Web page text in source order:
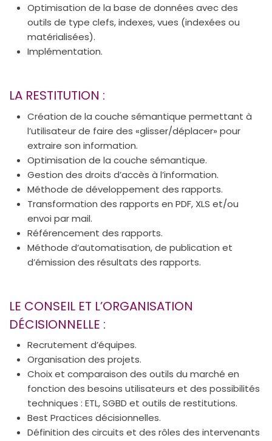
Optimisation de la base de données avec des
outils de type clefs, indexes, vues (indexées ou
matérialisées).
Implémentation.
LA RESTITUTION :
Création de la couche sémantique permettant à
l’utilisateur de faire des «glisser/déplacer» pour
extraire son information.
Optimisation de la couche sémantique.
Gestion des droits d’accès à l’information.
Méthode de développement des rapports.
Transformation des rapports en PDF, XLS et/ou
envoi par mail.
Référencement des rapports.
Méthode d’automatisation, de publication et
d’émission des résultats des rapports.
LE CONSEIL ET L’ORGANISATION
DÉCISIONNELLE :
Recrutement d’équipes.
Organisation des projets.
Choix et comparaison des outils du marché en
fonction des besoins utilisateurs et des possibilités
techniques : ETL, SGBD et outils de restitutions.
Best Practices décisionnelles.
Définition des circuits et des rôles des intervenants